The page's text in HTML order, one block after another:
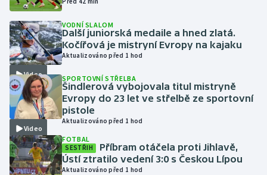
Házená
Jezdectví
Judo
Krasobruslení
Lezení
Lyže a snowboard
Video
VODNÍ SLALOM
Další juniorská medaile a hned zlatá.
Kočířová je mistryní Evropy na kajaku
Aktualizováno před 1 hod
Video
SPORTOVNÍ STŘELBA
Šindlerová vybojovala titul mistryně
Evropy do 23 let ve střelbě ze sportovní
pistole
Aktualizováno před 1 hod
FOTBAL
SESTŘIH
Příbram otáčela proti Jihlavě,
Ústí ztratilo vedení 3:0 s Českou Lípou
Aktualizováno před 1 hod